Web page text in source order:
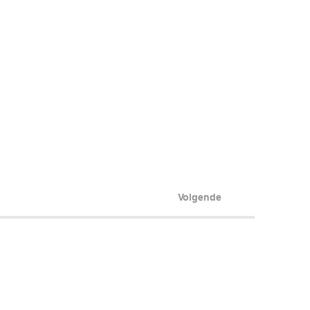
Volgende